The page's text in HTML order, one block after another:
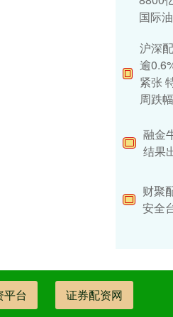
国际
沪深
逾
紧张
周跌幅
融金
结果
财聚
安全
平台 证券配资网